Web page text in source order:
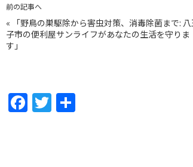
前の記事へ
«
「野鳥の巣駆除から害虫対策、消毒除菌まで: 八
子市の便利屋サンライフがあなたの生活を守りま
す」
F T